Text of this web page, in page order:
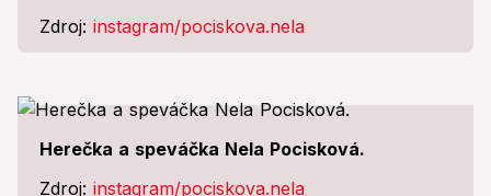
Zdroj: instagram/pociskova.nela
Herečka a speváčka Nela Pocisková.
Zdroj: instagram/pociskova.nela